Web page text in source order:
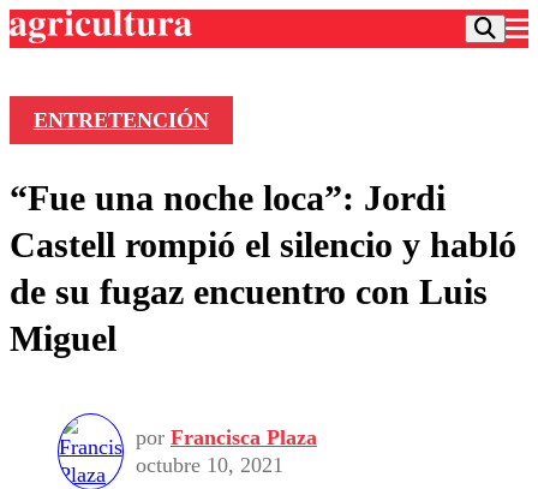
Frecuencias
Agricultura TV
Deportes
Colo Colo
Torneo Internacional
Torneo Nacional
Entretención
Internacional
Nacional
Programas
Comercial
ENTRETENCIÓN
“Fue una noche loca”: Jordi
Castell rompió el silencio y habló
de su fugaz encuentro con Luis
Miguel
por Francisca Plaza
octubre 10, 2021